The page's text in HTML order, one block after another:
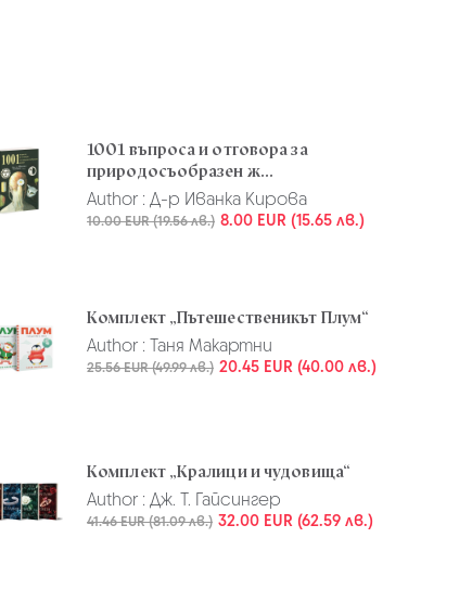
1001 въпроса и отговора за
природосъобразен ж...
Author : Д-р Иванка Кирова
10.00 EUR (19.56 лв.) 8.00 EUR (15.65 лв.)
Комплект „Пътешественикът Плум“
Author : Таня Макартни
25.56 EUR (49.99 лв.) 20.45 EUR (40.00 лв.)
Комплект „Кралици и чудовища“
Author : Дж. Т. Гайсингер
41.46 EUR (81.09 лв.) 32.00 EUR (62.59 лв.)